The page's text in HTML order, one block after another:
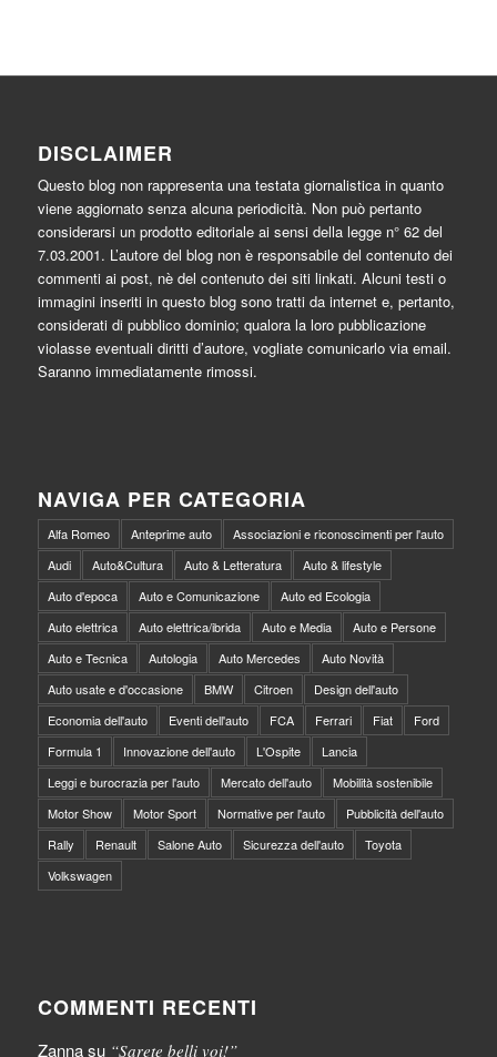
DISCLAIMER
Questo blog non rappresenta una testata giornalistica in quanto
viene aggiornato senza alcuna periodicità. Non può pertanto
considerarsi un prodotto editoriale ai sensi della legge n° 62 del
7.03.2001. L’autore del blog non è responsabile del contenuto dei
commenti ai post, nè del contenuto dei siti linkati. Alcuni testi o
immagini inseriti in questo blog sono tratti da internet e, pertanto,
considerati di pubblico dominio; qualora la loro pubblicazione
violasse eventuali diritti d’autore, vogliate comunicarlo via email.
Saranno immediatamente rimossi.
NAVIGA PER CATEGORIA
Alfa Romeo Anteprime auto
Associazioni e riconoscimenti per l'auto
Audi
Auto&Cultura Auto & Letteratura
Auto & lifestyle
Auto d'epoca
Auto e Comunicazione
Auto ed Ecologia
Auto elettrica
Auto elettrica/ibrida Auto e Media
Auto e Persone
Auto e Tecnica
Autologia Auto Mercedes
Auto Novità
Auto usate e d'occasione
BMW Citroen
Design dell'auto
Economia dell'auto
Eventi dell'auto FCA Ferrari Fiat
Ford
Formula 1
Innovazione dell'auto L'Ospite
Lancia
Leggi e burocrazia per l'auto
Mercato dell'auto
Mobilità sostenibile
Motor Show
Motor Sport Normative per l'auto
Pubblicità dell'auto
Rally
Renault Salone Auto Sicurezza dell'auto
Toyota
Volkswagen
COMMENTI RECENTI
Zannasu “Sarete belli voi!”